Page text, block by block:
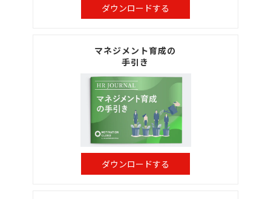
ダウンロードする
マネジメント育成の
手引き
ダウンロードする